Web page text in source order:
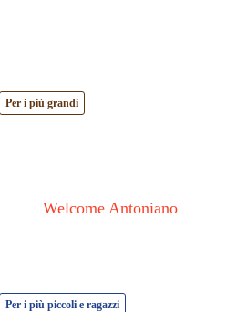
Per i più grandi
Welcome Antoniano
Per i più piccoli e ragazzi